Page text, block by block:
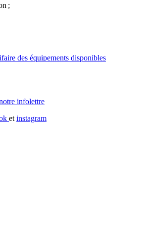
;
des équipements disponibles
infolettre
et instagram